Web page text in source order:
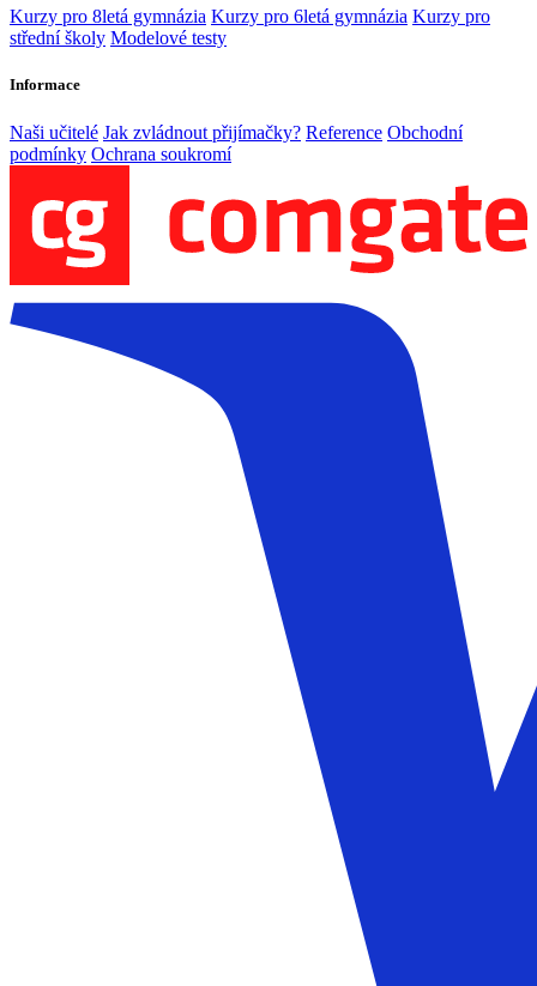
Kurzy pro 8letá gymnázia Kurzy pro 6letá gymnázia Kurzy pro
střední školy Modelové testy
Informace
Naši učitelé Jak zvládnout přijímačky? Reference Obchodní
podmínky Ochrana soukromí